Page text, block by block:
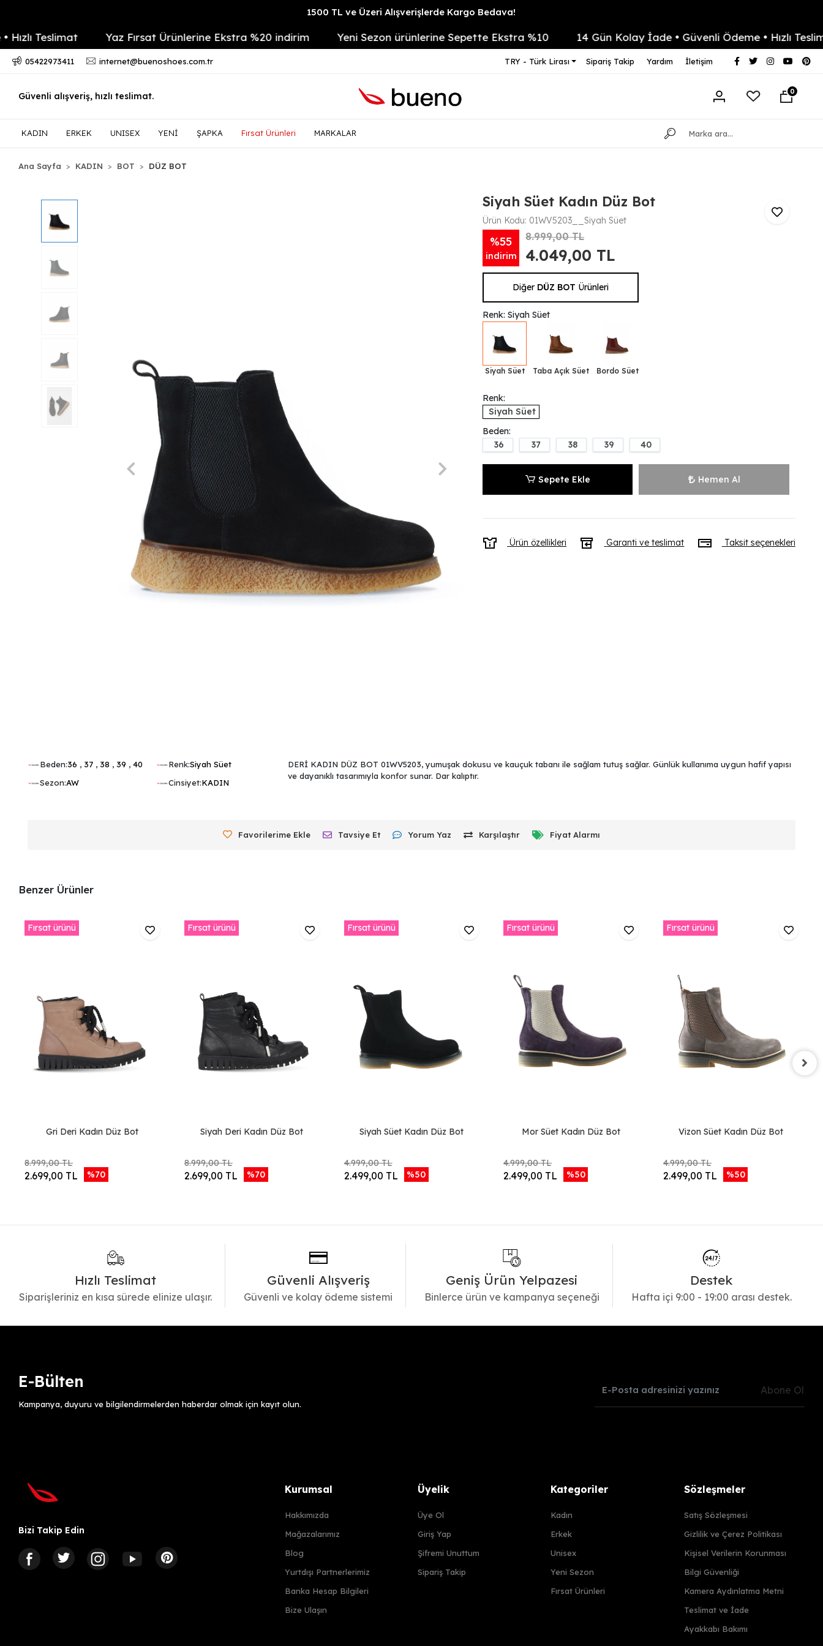
1500 TL ve Üzeri Alışverişlerde Kargo Bedava!
Teslimat Yaz Fırsat Ürünlerine Ekstra %20 indirim Yeni Sezon ürünlerine Sepette Ekstra %10 14 Gün Kolay İade • Güvenli Ödeme • Hızlı Teslimat
05422973411 internet@buenoshoes.com.tr TRY - Türk Lirası Sipariş Takip Yardım İletişim
Güvenli alışveriş, hızlı teslimat. 0
KADIN ERKEK UNISEX YENİ ŞAPKA Fırsat Ürünleri MARKALAR
Ana Sayfa KADIN BOT DÜZ BOT
Siyah Süet Kadın Düz Bot
Ürün Kodu: 01WV5203__Siyah Süet
%55
indirim
8.999,00 TL
4.049,00 TL
Diğer DÜZ BOT Ürünleri
Renk: Siyah Süet
Siyah Süet Taba Açık Süet Bordo Süet
Renk:
Siyah Süet
Beden:
36
37 38 39 40
Sepete Ekle Hemen Al
Ürün özellikleri Garanti ve teslimat Taksit seçenekleri
Beden:36 , 37 , 38 , 39 ,40 Renk:Siyah Süet
Sezon:AW Cinsiyet:KADIN
DERİ KADIN DÜZ BOT 01WV5203, yumuşak dokusu ve kauçuk tabanı ile sağlam tutuş sağlar. Günlük kullanıma uygun hafif yapısı
ve dayanıklı tasarımıyla konfor sunar. Dar kalıptır.
Favorilerime Ekle Tavsiye Et Yorum Yaz Karşılaştır Fiyat Alarmı
Benzer Ürünler
Fırsat ürünü
Gri Deri Kadın Düz Bot
8.999,00 TL
2.699,00 TL %70
Fırsat ürünü
Siyah Deri Kadın Düz Bot
8.999,00 TL
2.699,00 TL %70
Fırsat ürünü
Siyah Süet Kadın Düz Bot
4.999,00 TL
2.499,00 TL %50
Fırsat ürünü
Mor Süet Kadın Düz Bot
4.999,00 TL
2.499,00 TL %50
Fırsat ürünü
Vizon Süet Kadın Düz Bot
4.999,00 TL
2.499,00 TL %50
Hızlı Teslimat
Siparişleriniz en kısa sürede elinize ulaşır.
Güvenli Alışveriş
Güvenli ve kolay ödeme sistemi
Geniş Ürün Yelpazesi
Binlerce ürün ve kampanya seçeneği
Destek
Hafta içi 9:00 - 19:00 arası destek.
E-Bülten
Kampanya, duyuru ve bilgilendirmelerden haberdar olmak için kayıt olun.
Abone Ol
Bizi Takip Edin
Kurumsal
Hakkımızda
Mağazalarımız
Blog
Yurtdışı Partnerlerimiz
Banka Hesap Bilgileri
Bize Ulaşın
Üyelik
Üye Ol
Giriş Yap
Şifremi Unuttum
Sipariş Takip
Kategoriler
Kadın
Erkek
Unisex
Yeni Sezon
Fırsat Ürünleri
Sözleşmeler
Satış Sözleşmesi
Gizlilik ve Çerez Politikası
Kişisel Verilerin Korunması
Bilgi Güvenliği
Kamera Aydınlatma Metni
Teslimat ve İade
Ayakkabı Bakımı